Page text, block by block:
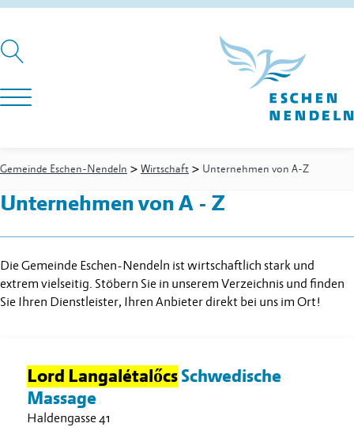
Gemeinde Eschen-Nendeln > Wirtschaft > Unternehmen von A-Z
Unternehmen von A - Z
Die Gemeinde Eschen-Nendeln ist wirtschaftlich stark und
extrem vielseitig. Stöbern Sie in unserem Verzeichnis und finden
Sie Ihren Dienstleister, Ihren Anbieter direkt bei uns im Ort!
Lord LangalétalőcsSchwedische
Massage
Haldengasse 41